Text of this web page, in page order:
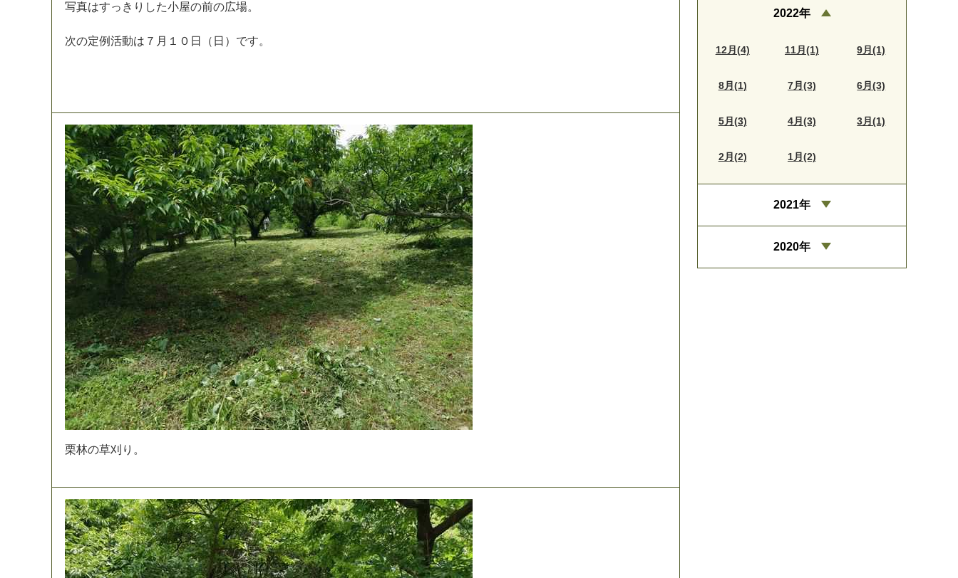
写真はすっ き り した小屋の前の広場。
次の定例活動は ７ 月 １ ０ 日 （ 日 ） です。
栗林の草刈 り 。
2022年
12月(4) 11月(1) 9月(1)
8月(1) 7月(3) 6月(3)
5月(3) 4月(3) 3月(1)
2月(2) 1月(2)
2021年
2020年